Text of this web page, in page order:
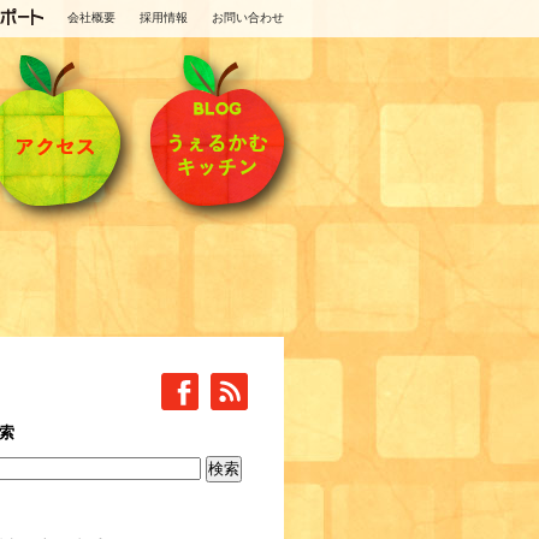
会社概要 採用情報 お問い合わせ